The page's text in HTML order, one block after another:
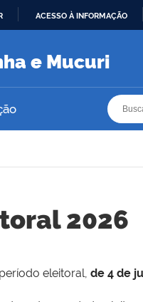
ACESSO À INFORMAÇÃO
e Mucuri
2026
eleitoral, de 4 de